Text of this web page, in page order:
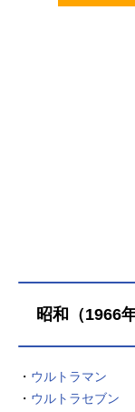
昭和（1966
・ ウルトラマン
・ ウルトラセブン